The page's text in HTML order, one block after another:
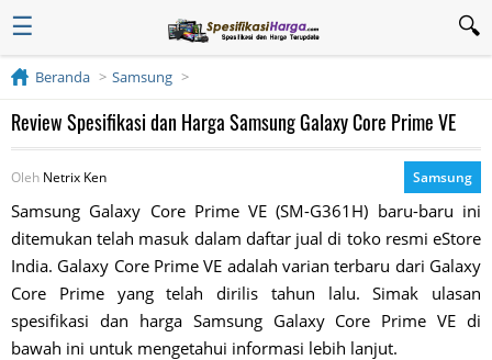
☰
Beranda Samsung
Review Spesifikasi dan Harga Samsung Galaxy Core Prime VE
Oleh Netrix Ken Samsung
Samsung Galaxy Core Prime VE (SM-G361H) baru-baru ini
ditemukan telah masuk dalam daftar jual di toko resmi eStore
India. Galaxy Core Prime VE adalah varian terbaru dari Galaxy
Core Prime yang telah dirilis tahun lalu. Simak ulasan
spesifikasi dan harga Samsung Galaxy Core Prime VE di
bawah ini untuk mengetahui informasi lebih lanjut.